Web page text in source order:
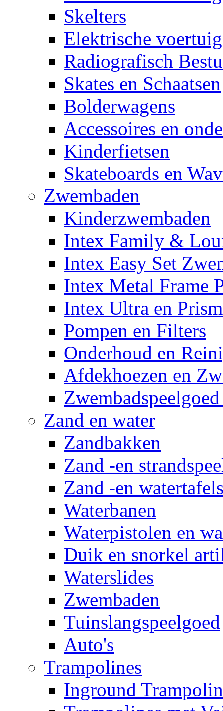
Skelters
Elektrische
Radiografisch
Skates en Schaatsen
Bolderwagens
Accessoires en
Kinderfietsen
Skateboards en
Zwembaden
Kinderzwembaden
Intex Family &
Intex Easy Set
Intex Metal Frame
Intex Ultra en
Pompen en Filters
Onderhoud en
Afdekhoezen en
Zand en water
Zandbakken
Zand -en
Zand -en watertafels
Waterbanen
Waterpistolen en
Duik en snorkel
Waterslides
Zwembaden
Tuinslangspeelgoed
Auto's
Trampolines
Inground